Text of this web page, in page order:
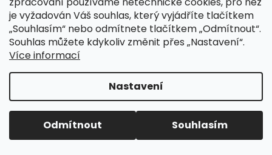
je vyžadován Váš souhlas, který vyjádříte tlačítkem
„Souhlasím“ nebo odmítnete tlačítkem „Odmítnout“.
Souhlas můžete kdykoliv změnit přes „Nastavení“.
Více informací
Nastavení
Odmítnout Souhlasím
NO STRESS
NOHEL GARDEN
NORDICS
NUK
O.B.
OASIS